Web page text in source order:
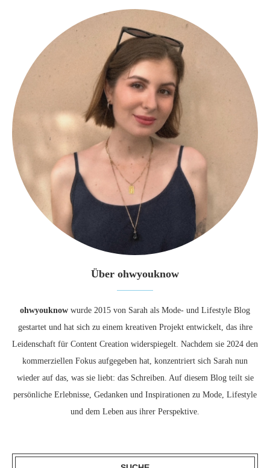
Über ohwyouknow
ohwyouknow wurde 2015 von Sarah als Mode- und Lifestyle Blog
gestartet und hat sich zu einem kreativen Projekt entwickelt, das ihre
Leidenschaft für Content Creation widerspiegelt. Nachdem sie 2024 den
kommerziellen Fokus aufgegeben hat, konzentriert sich Sarah nun
wieder auf das, was sie liebt: das Schreiben. Auf diesem Blog teilt sie
persönliche Erlebnisse, Gedanken und Inspirationen zu Mode, Lifestyle
und dem Leben aus ihrer Perspektive.